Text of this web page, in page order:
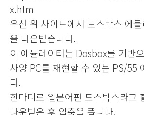
x.htm
우선 위 사이트에서 도스박스 에
을 다운받습니다.
이 에뮬레이터는 Dosbox를 기반
사양 PC를 재현할 수 있는 PS/55
다.
한마디로 일본어판 도스박스라고
다운받은 후 압축을 풉니다.